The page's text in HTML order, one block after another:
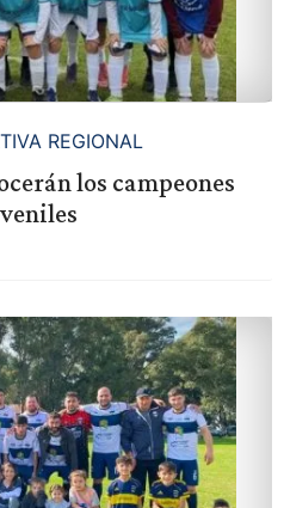
REGIONAL
los campeones